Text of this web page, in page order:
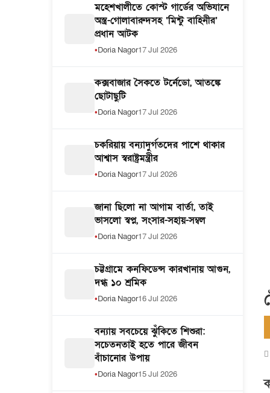
মহেশখালীতে কোস্ট গার্ডের অভিযানে
অস্ত্র-গোলাবারুদসহ ‘মিন্টু বাহিনীর’
প্রধান আটক
Doria Nagor17 Jul 2026
কক্সবাজার সৈকতে টর্নেডো, আতঙ্কে
ছোটাছুটি
Doria Nagor17 Jul 2026
চকরিয়ায় বন্যাদুর্গতদের পাশে থাকার
আশ্বাস স্বরাষ্ট্রমন্ত্রীর
Doria Nagor17 Jul 2026
জানা ছিলো না আগাম বার্তা, তাই
ভাসলো স্বপ্ন, সংসার-সহায়-সম্বল
Doria Nagor17 Jul 2026
চট্টগ্রামে কনফিডেন্স কারখানায় আগুন,
দগ্ধ ১০ শ্রমিক
Doria Nagor16 Jul 2026
বন্যায় সবচেয়ে ঝুঁকিতে শিশুরা:
সচেতনতাই হতে পারে জীবন
বাঁচানোর উপায়
Doria Nagor15 Jul 2026